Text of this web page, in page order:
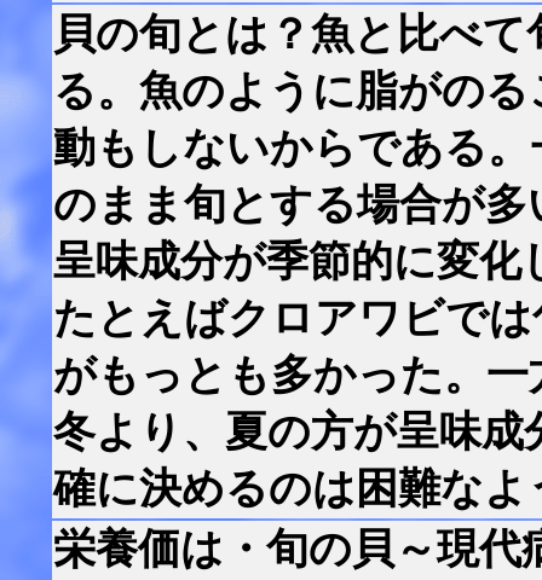
貝の旬とは？魚と比べ
る。魚のように脂がの
動もしないからである
のまま旬とする場合が
呈味成分が季節的に変
たとえばクロアワビで
がもっとも多かった。
冬より、夏の方が呈味
確に決めるのは困難なよ
栄養価は ・旬の貝～現